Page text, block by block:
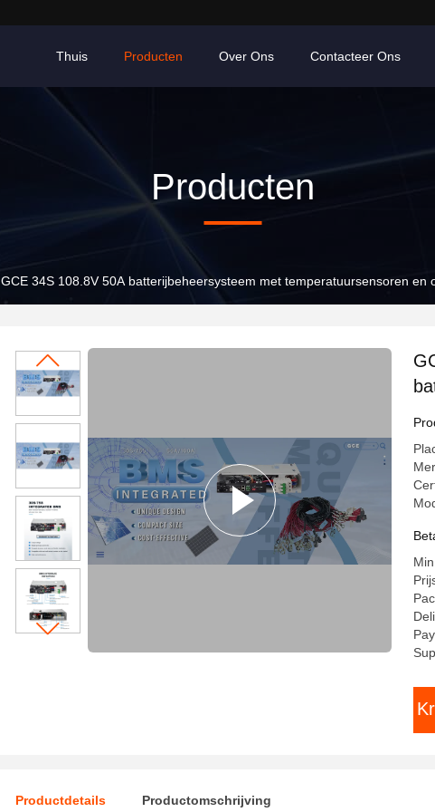
Thuis Producten Over Ons Contacteer Ons
Producten
GCE 34S 108.8V 50A batterijbeheersysteem met temperatuursensoren
Productdetails Productomschrijving